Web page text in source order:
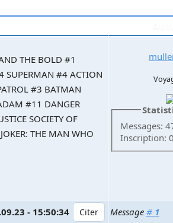
THE BOLD #1
SUPERMAN #4 ACTION
#3 BATMAN
#11 DANGER
SOCIETY OF
THE MAN WHO
Messages:
Inscription:
- 15:50:34 Message # 1